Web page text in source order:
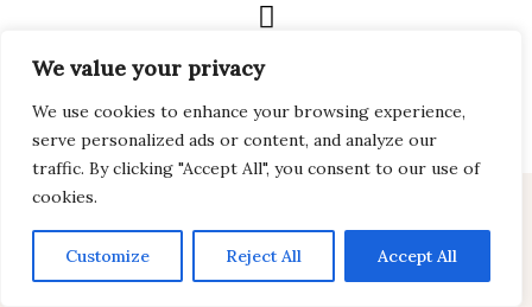
We value your privacy
We use cookies to enhance your browsing experience,
serve personalized ads or content, and analyze our
traffic. By clicking "Accept All", you consent to our use of
cookies.
Customize Reject All Accept All